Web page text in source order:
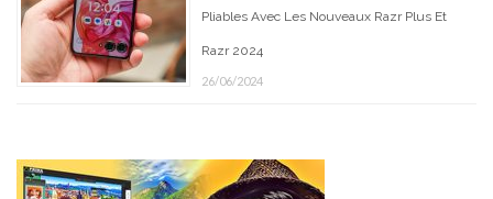
Pliables Avec Les Nouveaux Razr Plus Et
Razr 2024
26/06/2024